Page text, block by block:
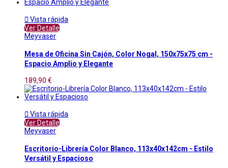
 Vista rápida
Ver Detalle
Meyvaser
Mesa de Oficina Sin Cajón, Color Nogal, 150x75x75 cm -
Espacio Amplio y Elegante
189,90 €
 Vista rápida
Ver Detalle
Meyvaser
Escritorio-Librería Color Blanco, 113x40x142cm - Estilo
Versátil y Espacioso